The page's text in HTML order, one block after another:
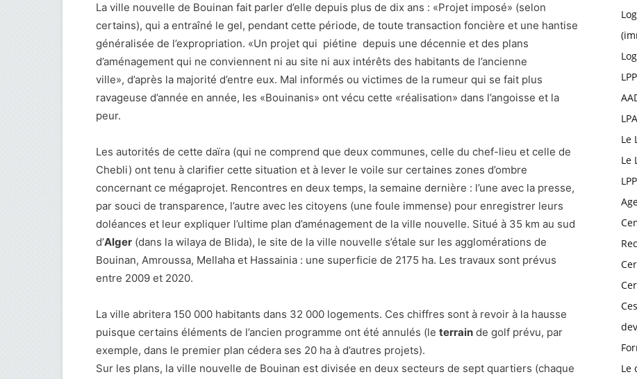
La ville nouvelle de Bouinan fait parler d’elle depuis plus de dix ans : «Projet imposé» (selon
certains), qui a entraîné le gel, pendant cette période, de toute transaction foncière et une hantise
généralisée de l’expropriation. «Un projet qui piétine depuis une décennie et des plans
d’aménagement qui ne conviennent ni au site ni aux intérêts des habitants de l’ancienne
ville», d’après la majorité d’entre eux. Mal informés ou victimes de la rumeur qui se fait plus
ravageuse d’année en année, les «Bouinanis» ont vécu cette «réalisation» dans l’angoisse et la
peur.
Les autorités de cette daïra (qui ne comprend que deux communes, celle du chef-lieu et celle de
Chebli) ont tenu à clarifier cette situation et à lever le voile sur certaines zones d’ombre
concernant ce mégaprojet. Rencontres en deux temps, la semaine dernière : l’une avec la presse,
par souci de transparence, l’autre avec les citoyens (une foule immense) pour enregistrer leurs
doléances et leur expliquer l’ultime plan d’aménagement de la ville nouvelle. Situé à 35 km au sud
d’Alger (dans la wilaya de Blida), le site de la ville nouvelle s’étale sur les agglomérations de
Bouinan, Amroussa, Mellaha et Hassainia : une superficie de 2175 ha. Les travaux sont prévus
entre 2009 et 2020.
La ville abritera 150 000 habitants dans 32 000 logements. Ces chiffres sont à revoir à la hausse
puisque certains éléments de l’ancien programme ont été annulés (le terrain de golf prévu, par
exemple, dans le premier plan cédera ses 20 ha à d’autres projets).
Sur les plans, la ville nouvelle de Bouinan est divisée en deux secteurs de sept quartiers (chaque
Le
Le
Le